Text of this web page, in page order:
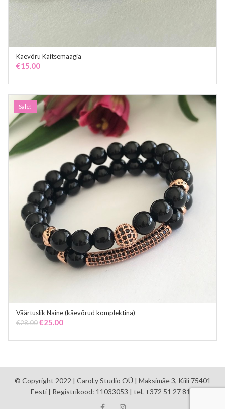
Käevõru Kaitsemaagia
€15.00
Sale!
ADD TO CART
Väärtuslik Naine (käevõrud komplektina)
€28.00Original
€25.00Current
© Copyright 2022 | CaroLy Studio OÜ | Maksimäe 3, Kiili 75401
Eesti | Registrikood: 11033053 | tel. +372 51 27 810